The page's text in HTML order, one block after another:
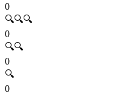
0
🔍🔍🔍
0
🔍🔍
0
🔍
0